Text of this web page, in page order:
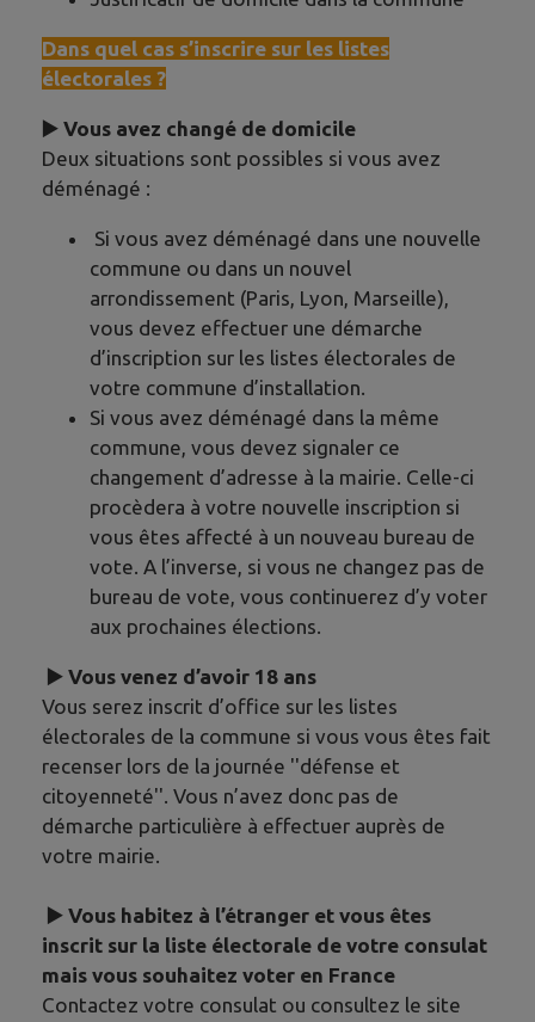
Dans quel cas s’inscrire sur les listes
électorales ?
▶️ Vous avez changé de domicile
Deux situations sont possibles si vous avez
déménagé :
Si vous avez déménagé dans une nouvelle
commune ou dans un nouvel
arrondissement (Paris, Lyon, Marseille),
vous devez effectuer une démarche
d’inscription sur les listes électorales de
votre commune d’installation.
Si vous avez déménagé dans la même
commune, vous devez signaler ce
changement d’adresse à la mairie. Celle-ci
procèdera à votre nouvelle inscription si
vous êtes affecté à un nouveau bureau de
vote. A l’inverse, si vous ne changez pas de
bureau de vote, vous continuerez d’y voter
aux prochaines élections.
▶️ Vous venez d’avoir 18 ans
Vous serez inscrit d’office sur les listes
électorales de la commune si vous vous êtes fait
recenser lors de la journée ''défense et
citoyenneté''. Vous n’avez donc pas de
démarche particulière à effectuer auprès de
votre mairie.
▶️ Vous habitez à l’étranger et vous êtes
inscrit sur la liste électorale de votre consulat
mais vous souhaitez voter en France
Contactez votre consulat ou consultez le site